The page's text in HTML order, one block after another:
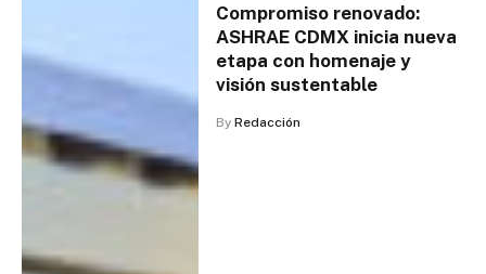
Compromiso renovado:
ASHRAE CDMX inicia nueva
etapa con homenaje y
visión sustentable
By Redacción